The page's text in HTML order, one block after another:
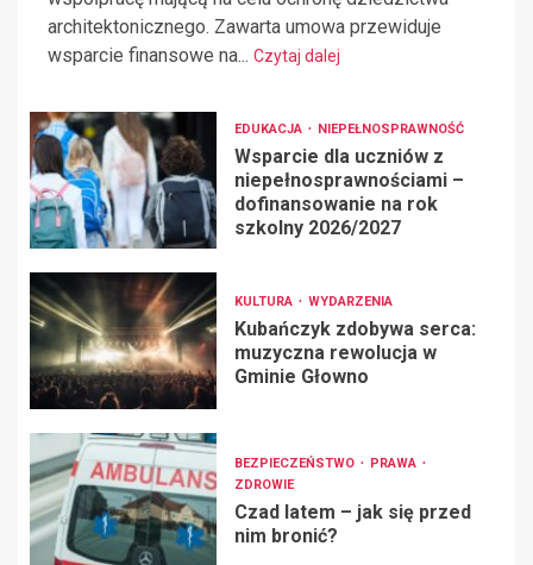
architektonicznego. Zawarta umowa przewiduje
wsparcie finansowe na... Czytaj dalej
EDUKACJA NIEPEŁNOSPRAWNOŚĆ
Wsparcie dla uczniów z
niepełnosprawnościami –
dofinansowanie na rok
szkolny 2026/2027
KULTURA WYDARZENIA
Kubańczyk zdobywa serca:
muzyczna rewolucja w
Gminie Głowno
BEZPIECZEŃSTWO
PRAWA
ZDROWIE
Czad latem – jak się przed
nim bronić?